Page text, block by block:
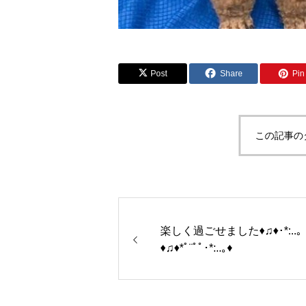
Post Share
この記事
楽しく過ごせました♦♫♦･*:..｡
♦♫♦*ﾟ¨ﾟﾟ･*:..｡♦